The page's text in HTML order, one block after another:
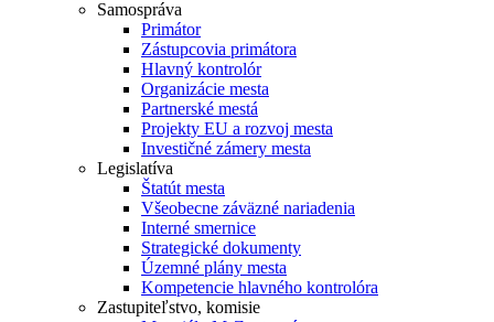
Samospráva
Primátor
Zástupcovia primátora
Hlavný kontrolór
Organizácie mesta
Partnerské mestá
Projekty EU a rozvoj mesta
Investičné zámery mesta
Legislatíva
Štatút mesta
Všeobecne záväzné nariadenia
Interné smernice
Strategické dokumenty
Územné plány mesta
Kompetencie hlavného kontrolóra
Zastupiteľstvo, komisie